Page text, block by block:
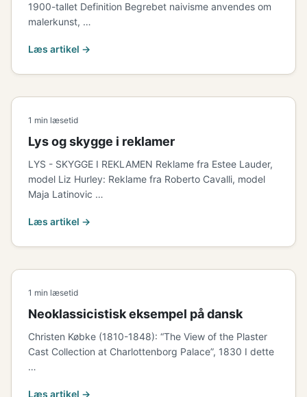
1900-tallet Definition Begrebet naivisme anvendes om
malerkunst, …
Læs artikel →
1 min læsetid
Lys og skygge i reklamer
LYS - SKYGGE I REKLAMEN Reklame fra Estee Lauder,
model Liz Hurley: Reklame fra Roberto Cavalli, model
Maja Latinovic …
Læs artikel →
1 min læsetid
Neoklassicistisk eksempel på dansk
Christen Købke (1810-1848): “The View of the Plaster
Cast Collection at Charlottenborg Palace”, 1830 I dette
…
Læs artikel →